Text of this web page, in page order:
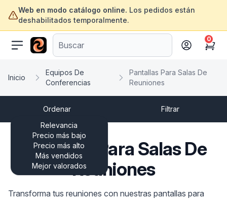
Web en modo catálogo online. Los pedidos están
deshabilitados temporalmente.
ofertasinformatica.com
Cart
0
Inicio
Equipos De
Conferencias
Pantallas Para Salas De
Reuniones
Ordenar
Relevancia
Precio más bajo
Precio más alto
Más vendidos
Mejor valorados
Filtrar
Pantallas Para Salas De
Reuniones
Transforma tus reuniones con nuestras pantallas para